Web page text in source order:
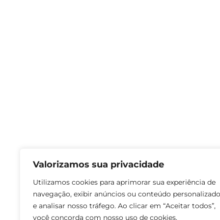
Valorizamos sua privacidade
Utilizamos cookies para aprimorar sua experiência de
navegação, exibir anúncios ou conteúdo personalizado
e analisar nosso tráfego. Ao clicar em “Aceitar todos”,
você concorda com nosso uso de cookies.